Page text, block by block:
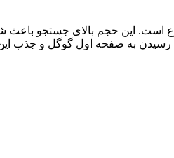
است. این حجم بالای جستجو باعث
به صفحه اول گوگل و جذب این